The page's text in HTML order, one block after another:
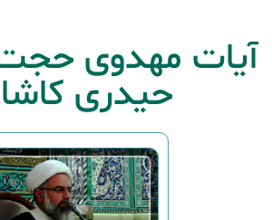
آیات مهدوی حجت
حیدری